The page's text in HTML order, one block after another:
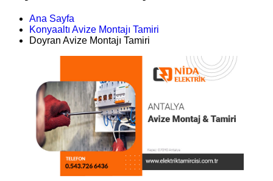
Ana Sayfa
Konyaaltı Avize Montajı Tamiri
Doyran Avize Montajı Tamiri